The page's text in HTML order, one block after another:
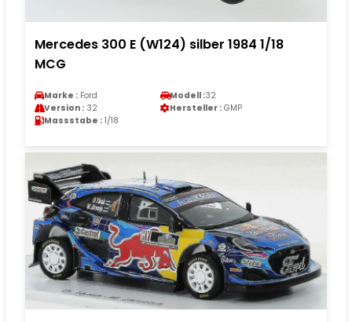
Mercedes 300 E (W124) silber 1984 1/18
MCG
Marke : Ford Modell :32
Version : 32 Hersteller : GMP
Massstabe : 1/18